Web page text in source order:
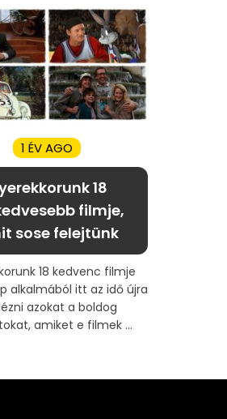
1 ÉV AGO
18
filmje,
sose felejtünk
18 kedvenc filmje
alkalmából itt az idő újra
azokat a boldog
amiket e filmek ...